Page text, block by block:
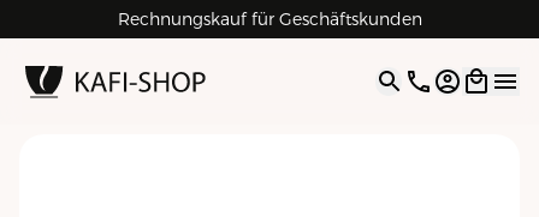
Rechnungskauf für Geschäftskunden
4.9| 5.0 Google
Open